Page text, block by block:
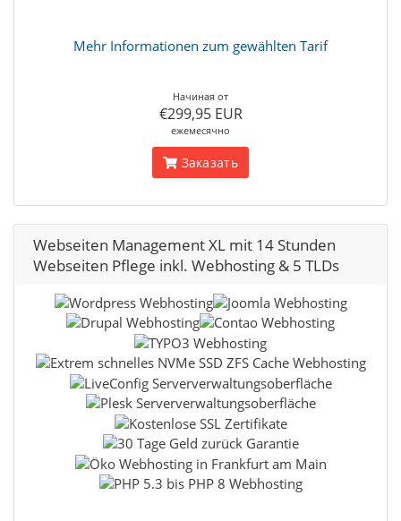
Mehr Informationen zum gewählten Tarif
Начиная от
€299,95 EUR
ежемесячно
Заказать
Webseiten Management XL mit 14 Stunden
Webseiten Pflege inkl. Webhosting & 5 TLDs